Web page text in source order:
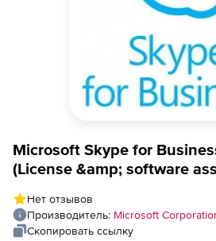
Microsoft Skype for
(License &amp; software
product 3 Year Acquired
CAL All Languages
Нет отзывов
Производитель: Microsoft
Скопировать ссылку